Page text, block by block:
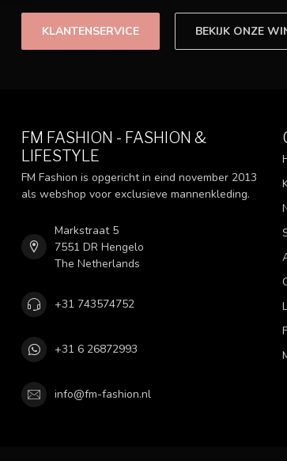
KLANTENSERVICE BEKIJK ONZE
FM FASHION - FASHION &
LIFESTYLE
FM Fashion is opgericht in eind november 2013
als webshop voor exclusieve mannenkleding.
Markstraat 5
7551 DR Hengelo
The Netherlands
+31 743574752
+31 6 26872993
info@fm-fashion.nl